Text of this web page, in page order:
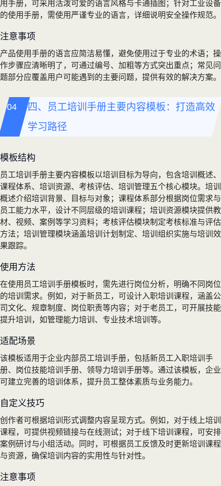
用手册，可采用活泼可爱的语言风格与卡通插图；针对工业设备
的使用手册，需使用严谨专业的语言，详细说明安全操作规范。
注意事项
产品使用手册的语言应简洁易懂，避免使用过于专业的术语；操
作步骤应清晰明了，可通过编号、加粗等方式突出重点；常见问
题部分应覆盖用户可能遇到的主要问题，提供有效的解决方案。
四、员工培训手册主要内容模板：打造高效
学习路径
模板结构
员工培训手册主要内容模板以培训目标为导向，包含培训概述、
课程体系、培训资源、考核评估、培训管理五个核心模块。培训
概述介绍培训背景、目标与对象；课程体系部分根据岗位需求与
员工能力水平，设计不同层级的培训课程；培训资源模块提供教
材、视频、案例等学习资料；考核评估模块制定考核标准与评估
方法；培训管理模块涵盖培训计划制定、培训组织实施与培训效
果跟踪。
使用方法
在使用员工培训手册模板时，需先进行岗位分析，明确不同岗位
的培训需求。例如，对于新员工，可设计入职培训课程，涵盖公
司文化、规章制度、岗位职责等内容；对于老员工，可开展技能
提升培训，如管理能力培训、专业技术培训等。
适配场景
该模板适用于企业内部员工培训手册，包括新员工入职培训手
册、岗位技能培训手册、领导力培训手册等。通过该模板，企业
可建立完善的培训体系，提升员工整体素质与业务能力。
自定义技巧
创作者可根据培训形式调整内容呈现方式。例如，对于线上培训
课程，可提供视频链接与在线测试；对于线下培训课程，可安排
案例研讨与小组活动。同时，可根据员工反馈及时更新培训课程
与资源，确保培训内容的实用性与针对性。
注意事项